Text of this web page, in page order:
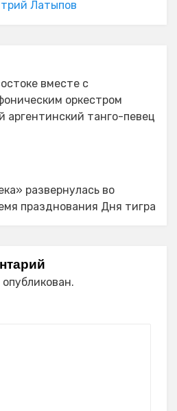
Латыпов
вместе с
оркестром
аргентинский танго-певец
развернулась во
празднования Дня тигра